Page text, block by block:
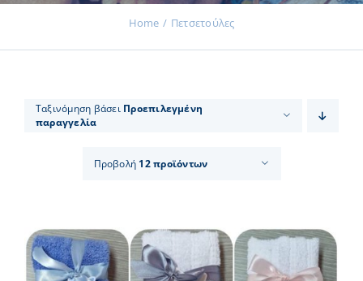
Νέα
Επικοινωνία
Home Πετσετούλες
Ταξινόμηση βάσει Προεπιλεγμένη
παραγγελία
Προβολή 12 προϊόντων